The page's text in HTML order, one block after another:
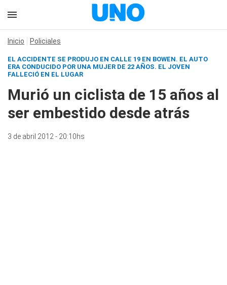
Inicio Policiales
EL ACCIDENTE SE PRODUJO EN CALLE 19 EN BOWEN. EL AUTO
ERA CONDUCIDO POR UNA MUJER DE 22 AÑOS. EL JOVEN
FALLECIÓ EN EL LUGAR
Murió un ciclista de 15 años al
ser embestido desde atrás
3 de abril 2012 - 20:10hs